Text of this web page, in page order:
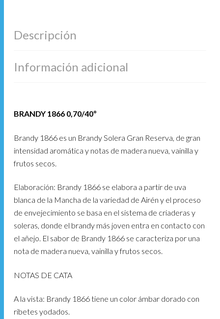
Descripción
Información adicional
BRANDY 1866 0,70/40º
Brandy 1866 es un Brandy Solera Gran Reserva, de gran
intensidad aromática y notas de madera nueva, vainilla y
frutos secos.
Elaboración: Brandy 1866 se elabora a partir de uva
blanca de la Mancha de la variedad de Airén y el proceso
de envejecimiento se basa en el sistema de criaderas y
soleras, donde el brandy más joven entra en contacto con
el añejo. El sabor de Brandy 1866 se caracteriza por una
nota de madera nueva, vainilla y frutos secos.
NOTAS DE CATA
A la vista: Brandy 1866 tiene un color ámbar dorado con
ribetes yodados.